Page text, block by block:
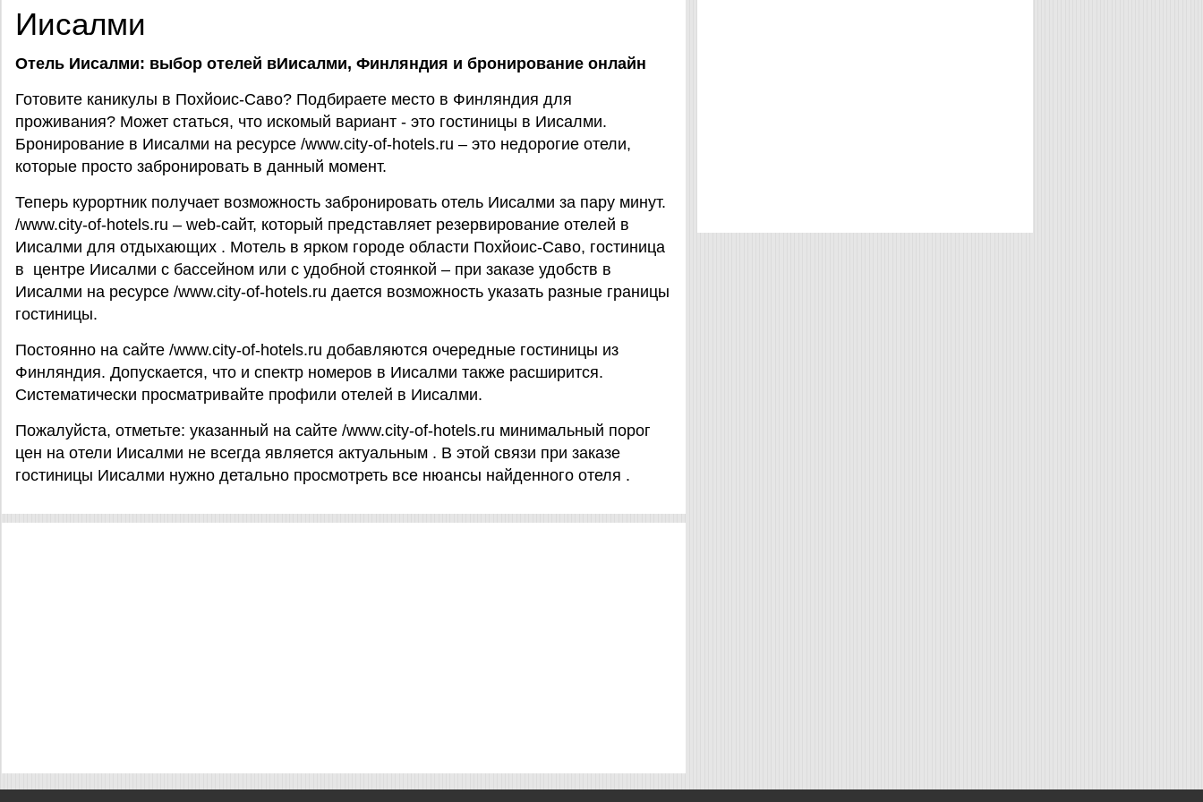
Иисалми
Отель Иисалми: выбор отелей вИисалми, Финляндия и бронирование онлайн
Готовите каникулы в Похйоис-Саво? Подбираете место в Финляндия для
проживания? Может статься, что искомый вариант - это гостиницы в Иисалми.
Бронирование в Иисалми на ресурсе /www.city-of-hotels.ru – это недорогие отели,
которые просто забронировать в данный момент.
Теперь курортник получает возможность забронировать отель Иисалми за пару минут.
/www.city-of-hotels.ru – web-сайт, который представляет резервирование отелей в
Иисалми для отдыхающих . Мотель в ярком городе области Похйоис-Саво, гостиница
в центре Иисалми с бассейном или с удобной стоянкой – при заказе удобств в
Иисалми на ресурсе /www.city-of-hotels.ru дается возможность указать разные границы
гостиницы.
Постоянно на сайте /www.city-of-hotels.ru добавляются очередные гостиницы из
Финляндия. Допускается, что и спектр номеров в Иисалми также расширится.
Систематически просматривайте профили отелей в Иисалми.
Пожалуйста, отметьте: указанный на сайте /www.city-of-hotels.ru минимальный порог
цен на отели Иисалми не всегда является актуальным . В этой связи при заказе
гостиницы Иисалми нужно детально просмотреть все нюансы найденного отеля .